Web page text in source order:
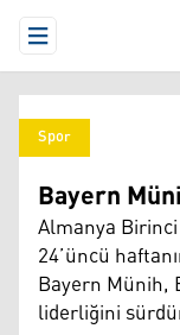
Open Menu
Spor
Bayern
Almanya
24’üncü
Bayern Münih,
liderliğini